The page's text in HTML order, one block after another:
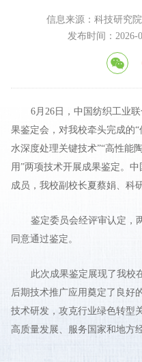
信息来源：科技研究院
发布时间：2026-
6月26日，中国纺织工业
果鉴定会，对我校牵头完成的
水深度处理关键技术”“高性能
用”两项技术开展成果鉴定。
成员，我校副校长夏蔡娟、科
鉴定委员会经评审认定，
同意通过鉴定。
此次成果鉴定展现了我校
后期技术推广应用奠定了良好
技术研发，攻克行业绿色转型
高质量发展、服务国家和地方